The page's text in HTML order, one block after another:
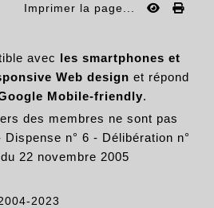
Imprimer la page...
avec les smartphones et
Web design et répond
Mobile-friendly.
des membres ne sont pas
Dispense n° 6 - Délibération n°
22 novembre 2005
2023